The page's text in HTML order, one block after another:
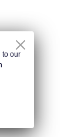
to our